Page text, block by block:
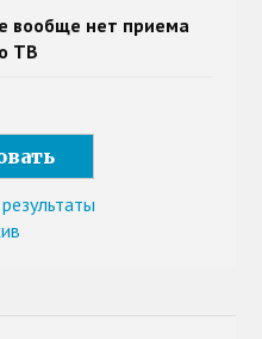
вообще нет приема
ТВ